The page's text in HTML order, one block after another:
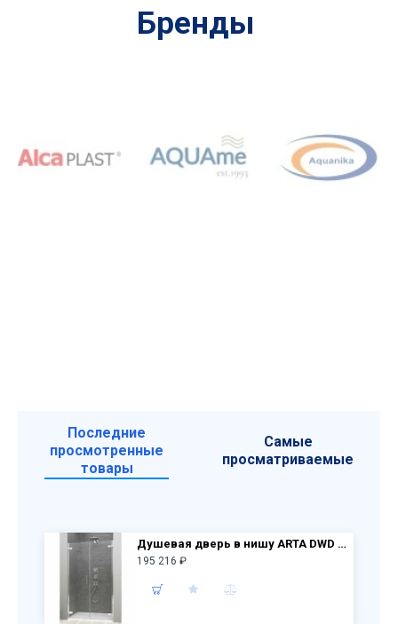
Бренды
Последние
просмотренные
товары
Самые
просматриваемые
Душевая дверь в нишу ARTA DWD 90 лев.386031-03-01L + пр.386031-03-01R
195 216 ₽